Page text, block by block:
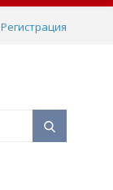
Регистрация